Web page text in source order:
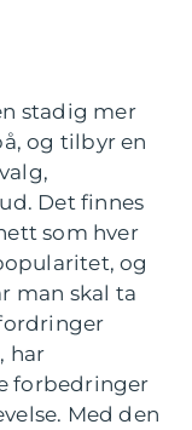
stadig mer
og tilbyr en
Det finnes
som hver
og
man skal ta
har
forbedringer
Med den